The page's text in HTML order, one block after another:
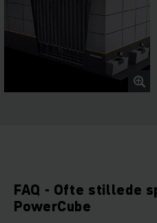
FAQ - Ofte stillede
PowerCube